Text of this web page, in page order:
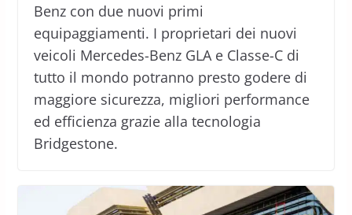
Benz con due nuovi primi
equipaggiamenti. I proprietari dei nuovi
veicoli Mercedes-Benz GLA e Classe-C di
tutto il mondo potranno presto godere di
maggiore sicurezza, migliori performance
ed efficienza grazie alla tecnologia
Bridgestone.